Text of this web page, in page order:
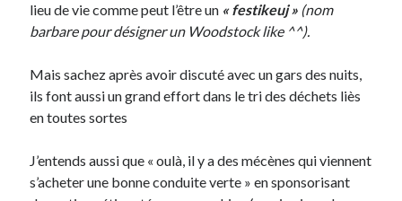
lieu de vie comme peut l’être un « festikeuj » (nom
barbare pour désigner un Woodstock like ^^).
Mais sachez après avoir discuté avec un gars des nuits,
ils font aussi un grand effort dans le tri des déchets liès
en toutes sortes
J’entends aussi que « oulà, il y a des mécènes qui viennent
s’acheter une bonne conduite verte » en sponsorisant